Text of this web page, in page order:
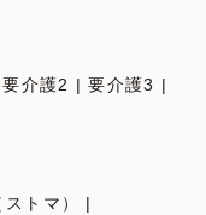
要介護2
要介護3
トマ）